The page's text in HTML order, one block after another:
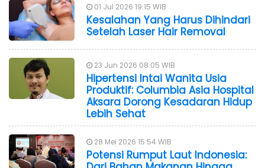
01 Jul 2026 19:15 WIB
Kesalahan Yang Harus Dihindari
Setelah Laser Hair Removal
23 Jun 2026 08:05 WIB
Hipertensi Intai Wanita Usia
Produktif: Columbia Asia Hospital
Aksara Dorong Kesadaran Hidup
Lebih Sehat
28 Mei 2026 15:54 WIB
Potensi Rumput Laut Indonesia: